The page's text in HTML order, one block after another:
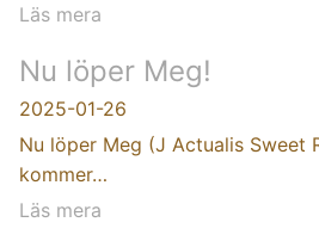
Läs mera
Nu löper Meg!
2025-01-26
Nu löper Meg (J Actualis Sweet
kommer…
Läs mera